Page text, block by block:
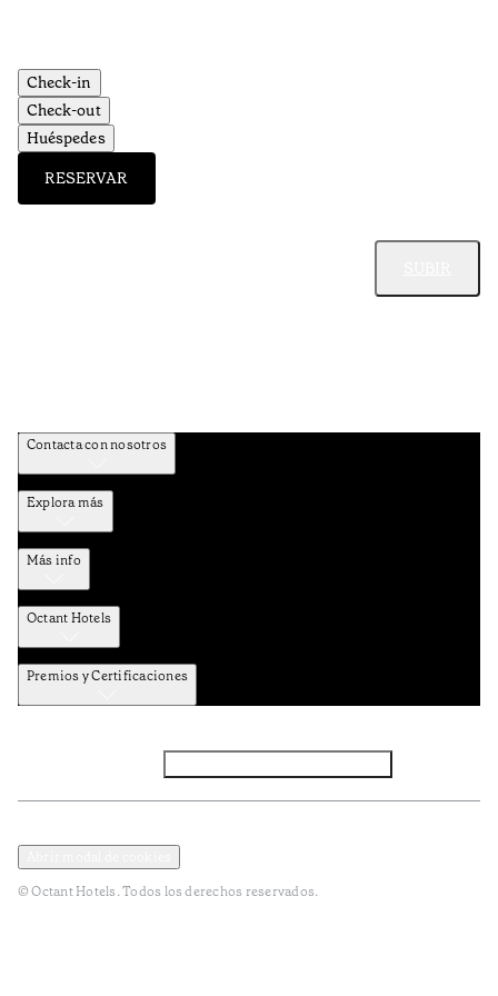
Check-in
Check-out
Huéspedes
RESERVAR
Contacta con nosotros
Explora más
Más info
Octant Hotels
Premios y Certificaciones
© Octant Hotels. Todos los derechos reservados.